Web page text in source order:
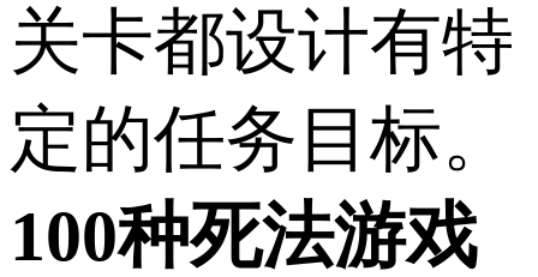
关卡都设计有特
定的任务目标。
100种死法游戏